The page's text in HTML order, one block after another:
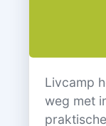
Livcamp
weg met